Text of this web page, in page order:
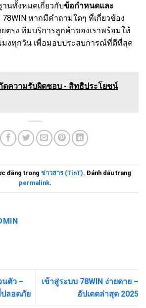
นทั้งหมดเกี่ยวกับข้อกำหนดและ
หากมีคำถามใดๆ ที่เกี่ยวข้อง
ตรง ทีมบริการลูกค้าของเราพร้อมให้
มงทุกวัน เพื่อมอบประสบการณ์ที่ดีที่สุด
ดความรับผิดชอบ - สิทธิประโยชน์
đăng trong ข่าวสาร (TinT). Đánh dấu trang
permalink.
นตัว –
ลอดภัย
เข้าสู่ระบบ 78WIN ง่ายดาย –
อัปเดตล่าสุด 2025